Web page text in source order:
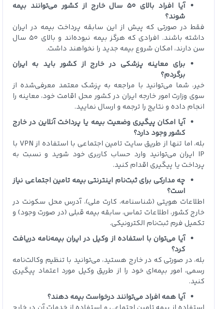
آیا افراد بالای ۵۰ سال خارج از کشور می‌توانند بیمه
شوند؟
فقط در صورتی که پیش از این سابقه پرداخت بیمه در ایران
داشته باشند. افرادی که هرگز بیمه نبوده‌اند و بالای ۵۰ سال
سن دارند، امکان شروع بیمه جدید را نخواهند داشت.
برای معاینه پزشکی در خارج از کشور باید به ایران
برگردم؟
خیر، شما می‌توانید با مراجعه به پزشک معتمد معرفی‌شده از
سوی وزارت امور خارجه ایران در کشور محل اقامت خود، معاینه را
انجام داده و نتایج را ترجمه و ارسال نمایید.
آیا امکان پیگیری وضعیت بیمه یا پرداخت آنلاین در خارج
کشور وجود دارد؟
بله، اما تنها از طریق سایت تامین اجتماعی با استفاده از VPN با
IP ایران می‌توانید وارد حساب کاربری خود شوید و نسبت به
پرداخت یا پیگیری اقدام کنید.
چه مدارکی برای ثبت‌نام اینترنتی بیمه تامین اجتماعی نیاز
است؟
اطلاعات هویتی (شناسنامه، کارت ملی)، آدرس محل سکونت در
خارج کشور، اطلاعات تماس، سابقه بیمه قبلی (در صورت وجود) و
تکمیل فرم ثبت‌نام الکترونیکی.
آیا می‌توان با استفاده از وکیل در ایران بیمه‌نامه دریافت
کرد؟
بله، در صورتی که در خارج هستید، می‌توانید با تنظیم وکالت‌نامه
رسمی، امور بیمه‌ای خود را از طریق وکیل مورد اعتماد پیگیری
کنید.
آیا همه افراد می‌توانند درخواست بیمه دهند؟